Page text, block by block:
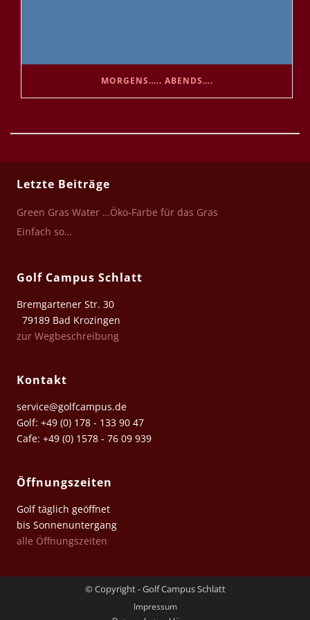
MORGENS….. ABENDS….
Letzte Beiträge
Green Gras Water …Öko-Farbe für das Gras
Einfach so…
Golf Campus Schlatt
Bremgartener Str. 30
79189 Bad Krozingen
zur Wegbeschreibung
Kontakt
service@golfcampus.de
Golf: +49 (0) 178 - 133 90 47
Cafe: +49 (0) 1578 - 76 09 939
Öffnungszeiten
Golf täglich geöffnet
bis Sonnenuntergang
alle Öffnungszeiten
© Copyright - Golf Campus Schlatt
Impressum